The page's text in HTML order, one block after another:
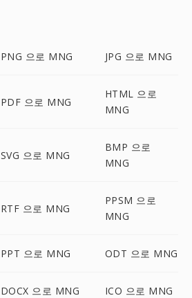
PNG 으로 MNG JPG 으로 MNG
PDF 으로 MNG
HTML 으로
MNG
SVG 으로 MNG
BMP 으로
MNG
RTF 으로 MNG
PPSM 으로
MNG
PPT 으로 MNG ODT 으로 MNG
DOCX 으로 MNG ICO 으로 MNG